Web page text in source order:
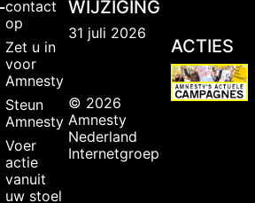
contact
op
Zet u in
voor
Amnesty
Steun
Amnesty
Voer
actie
vanuit
uw stoel
WIJZIGING
31 juli 2026
© 2026
Amnesty
Nederland
Internetgroep
ACTIES